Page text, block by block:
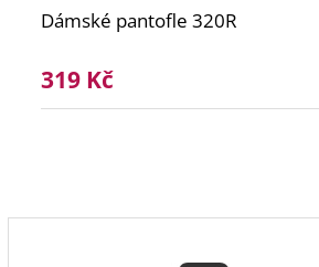
Dámské pantofle 320R
319 Kč